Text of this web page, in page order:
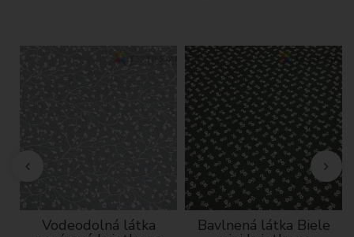
Vodeodolná látka Bavlnená látka Biele